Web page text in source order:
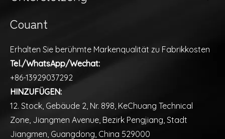
Couant
Erhalten Sie berühmte Markenqualität zu Fabrikkosten
Tel./WhatsApp/Wechat:
+86-13929037292
HINZUFÜGEN:
12. Stock, Gebäude 2, Nr. 898, KeChuang Technical
Zone, Jiangmen Avenue, Bezirk Pengjiang, Stadt
Jiangmen, Guangdong, China 529000